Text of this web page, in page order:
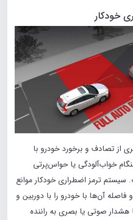
خودکار
از تصادف و برخورد خودرو با
خواب‌آلودگی یا حواس‌پرتی
سیستم ترمز اضطراری خودکار موانع
آن‌ها با خودرو را با دوربین و
هشدار صوتی یا بصری به راننده